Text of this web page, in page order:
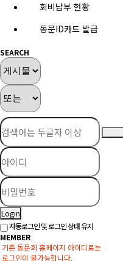
회비납부 현황
동문ID카드 발급
SEARCH
Login
자동로그인 및 로그인 상태 유지
MEMBER
기존 동문회 홈페이지 아이디로는
로그인이 불가능합니다.